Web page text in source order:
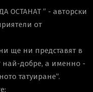
ОСТАНАТ ” - авторски
от
ще ни представят в
най-добре, а именно -
татуиране”.